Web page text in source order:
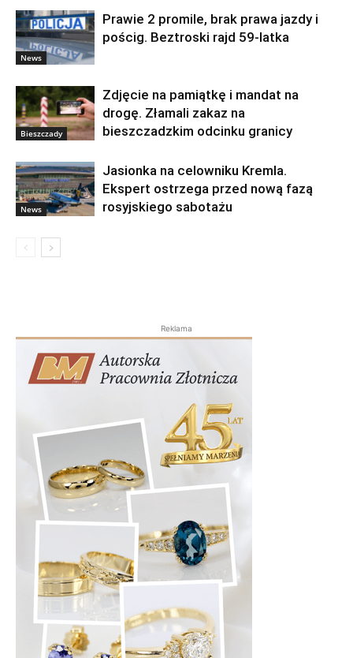
News
Prawie 2 promile, brak prawa jazdy i
pościg. Beztroski rajd 59-latka
Bieszczady
Zdjęcie na pamiątkę i mandat na
drogę. Złamali zakaz na
bieszczadzkim odcinku granicy
News
Jasionka na celowniku Kremla.
Ekspert ostrzega przed nową fazą
rosyjskiego sabotażu
Reklama